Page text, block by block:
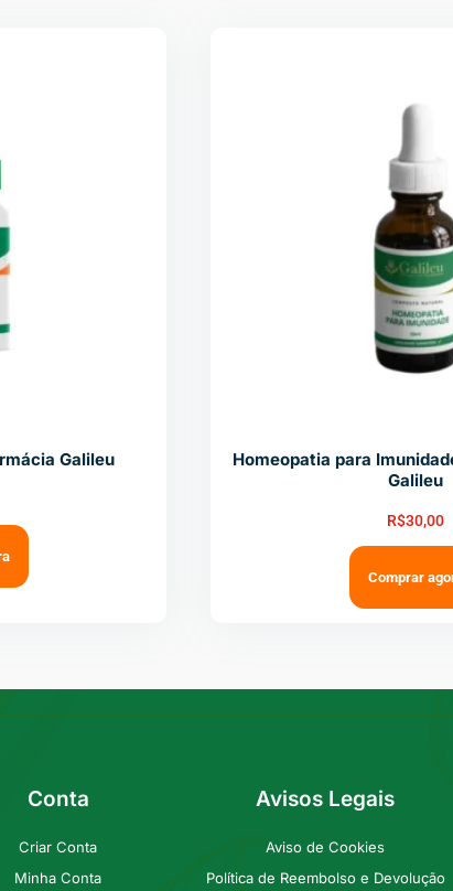
Galileu
Homeopatia para
Galileu
R$30,00
Comprar
Conta
Criar Conta
Minha Conta
Avisos Legais
Aviso de Cookies
Política de Reembolso e Devolução